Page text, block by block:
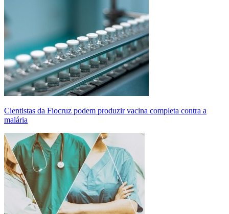
Cientistas da Fiocruz podem produzir vacina completa contra a
malária